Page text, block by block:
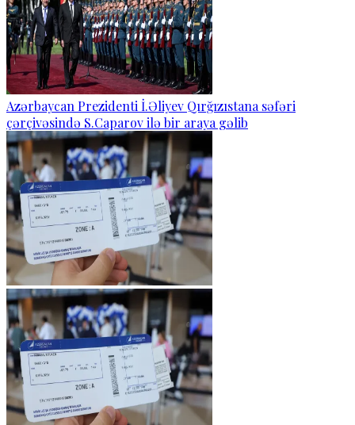
Azərbaycan Prezidenti İ.Əliyev Qırğızıstana səfəri
çərçivəsində S.Caparov ilə bir araya gəlib